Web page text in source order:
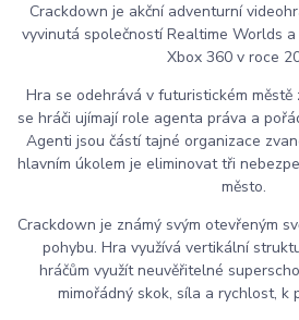
Crackdown je akční adventurní
vyvinutá společností Realtime Worlds
Xbox 360 v roce
Hra se odehrává v futuristickém městě
se hráči ujímají role agenta práva a
Agenti jsou částí tajné organizace
hlavním úkolem je eliminovat tři
město.
Crackdown je známý svým otevřeným
pohybu. Hra využívá vertikální
hráčům využít neuvěřitelné
mimořádný skok, síla a rychlost, k